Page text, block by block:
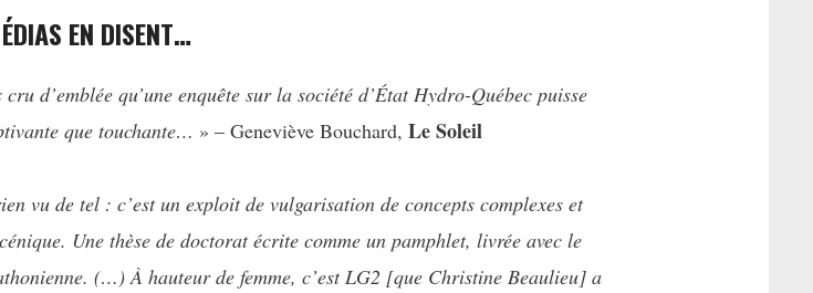
EN DISENT…
d’emblée qu’une enquête sur la société d’État Hydro-Québec puisse
que touchante… » – Geneviève Bouchard, Le Soleil
vu de tel : c’est un exploit de vulgarisation de concepts complexes et
Une thèse de doctorat écrite comme un pamphlet, livrée avec le
(…) À hauteur de femme, c’est LG2 [que Christine Beaulieu] a